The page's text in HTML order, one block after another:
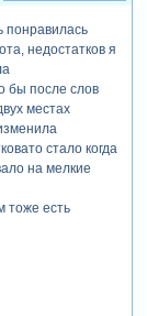
эмоции
понравилась
недостатков я
бы после слов
местах
стало когда
на мелкие
тоже есть